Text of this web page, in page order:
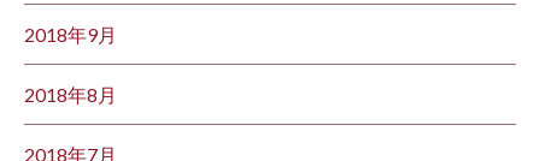
2018年9月
2018年8月
2018年7月